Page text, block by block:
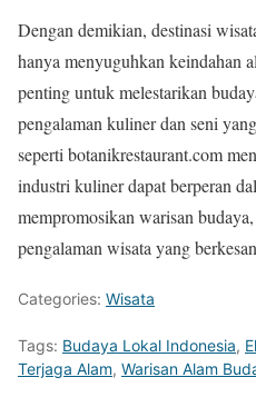
Dengan demikian, destinasi
hanya menyuguhkan keindahan
penting untuk melestarikan
pengalaman kuliner dan seni
seperti botanikrestaurant.com
industri kuliner dapat berperan
mempromosikan warisan
pengalaman wisata yang
Categories: Wisata
Tags: Budaya Lokal Indonesia,
Terjaga Alam, Warisan Alam